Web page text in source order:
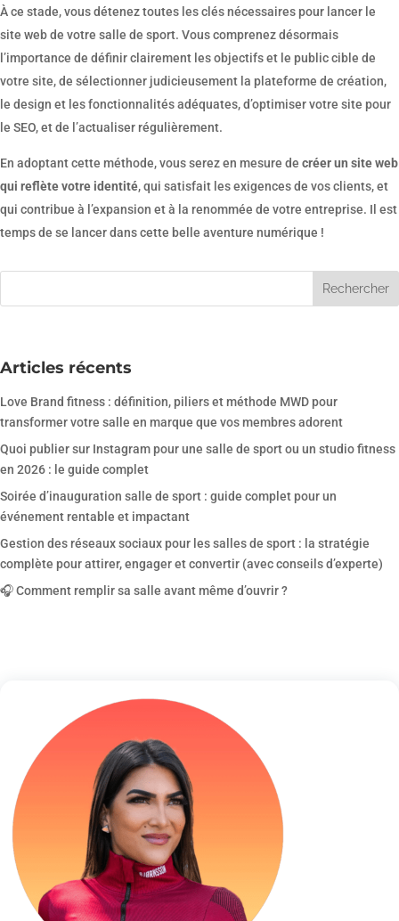
À ce stade, vous détenez toutes les clés nécessaires pour lancer le
site web de votre salle de sport. Vous comprenez désormais
l’importance de définir clairement les objectifs et le public cible de
votre site, de sélectionner judicieusement la plateforme de création,
le design et les fonctionnalités adéquates, d’optimiser votre site pour
le SEO, et de l’actualiser régulièrement.
En adoptant cette méthode, vous serez en mesure de créer un site web
qui reflète votre identité, qui satisfait les exigences de vos clients, et
qui contribue à l’expansion et à la renommée de votre entreprise. Il est
temps de se lancer dans cette belle aventure numérique !
Articles récents
Love Brand fitness : définition, piliers et méthode MWD pour
transformer votre salle en marque que vos membres adorent
Quoi publier sur Instagram pour une salle de sport ou un studio fitness
en 2026 : le guide complet
Soirée d’inauguration salle de sport : guide complet pour un
événement rentable et impactant
Gestion des réseaux sociaux pour les salles de sport : la stratégie
complète pour attirer, engager et convertir (avec conseils d’experte)
🎧 Comment remplir sa salle avant même d’ouvrir ?